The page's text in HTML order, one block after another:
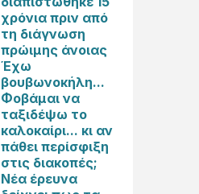
χρόνια πριν από
τη διάγνωση
πρώιμης άνοιας
Έχω
βουβωνοκήλη...
Φοβάμαι να
ταξιδέψω το
καλοκαίρι... κι αν
πάθει περίσφιξη
στις διακοπές;
Νέα έρευνα